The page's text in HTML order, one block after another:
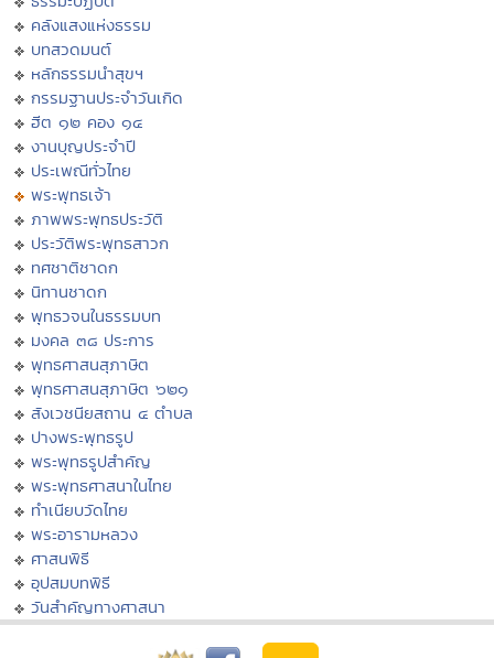
คลังแสงแห่งธรรม
บทสวดมนต์
หลักธรรมนำสุขฯ
กรรมฐานประจำวันเกิด
ฮีต ๑๒ คอง ๑๔
งานบุญประจำปี
ประเพณีทั่วไทย
พระพุทธเจ้า
ภาพพระพุทธประวัติ
ประวัติพระพุทธสาวก
ทศชาติชาดก
นิทานชาดก
พุทธวจนในธรรมบท
มงคล ๓๘ ประการ
พุทธศาสนสุภาษิต
พุทธศาสนสุภาษิต ๖๒๑
สังเวชนียสถาน ๔ ตำบล
ปางพระพุทธรูป
พระพุทธรูปสำคัญ
พระพุทธศาสนาในไทย
ทำเนียบวัดไทย
พระอารามหลวง
ศาสนพิธี
อุปสมบทพิธี
วันสำคัญทางศาสนา